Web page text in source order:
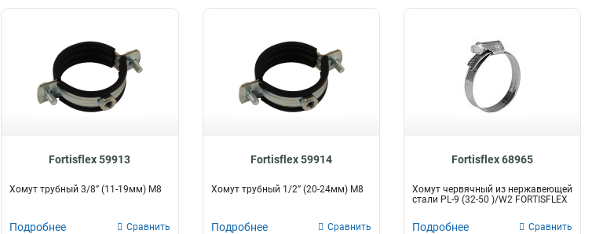
Fortisflex 59913
Хомут трубный 3/8” (11-19мм) М8
Подробнее Сравнить
Fortisflex 59914
Хомут трубный 1/2” (20-24мм) М8
Подробнее Сравнить
Fortisflex 68965
Хомут червячный из нержавеющей
стали PL-9 (32-50 )/W2 FORTISFLEX
Подробнее Сравнить